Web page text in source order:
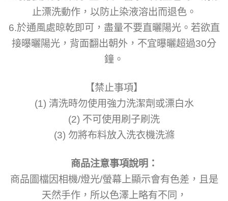
止漂洗動作，以防止染液溶出而退色。
6.於通風處晾乾即可，盡量不要直曬陽光。若欲直
接曝曬陽光，背面翻出朝外，不宜曝曬超過30分
鐘。
【禁止事項】
(1) 清洗時勿使用強力洗潔劑或漂白水
(2) 不可使用刷子刷洗
(3) 勿將布料放入洗衣機洗滌
商品注意事項說明 ：
商品圖檔因相機/燈光/螢幕上顯示會有色差，且是
天然手作，所以色澤上略有不同，